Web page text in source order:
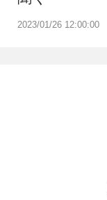
2023/01/26 12:00:00